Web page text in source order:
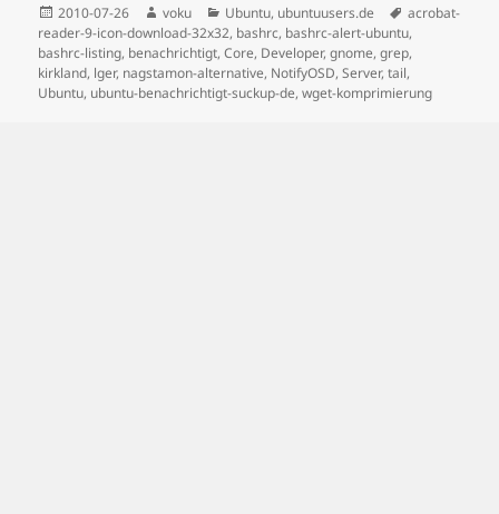
Posted
on
2010-07-26 Author
voku Categories
Ubuntu, ubuntuusers.de Tags
acrobat-
reader-9-icon-download-32x32, bashrc, bashrc-alert-ubuntu,
bashrc-listing, benachrichtigt,Core, Developer,gnome,grep,
kirkland, lger, nagstamon-alternative, NotifyOSD,Server,tail,
Ubuntu, ubuntu-benachrichtigt-suckup-de,wget-komprimierung